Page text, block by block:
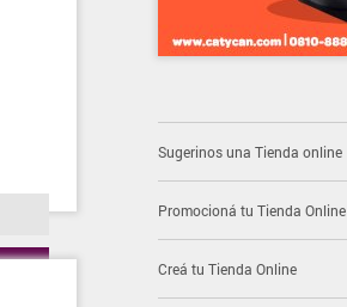
Sugerinos una Tienda online
Promocioná tu Tienda Online
Creá tu Tienda Online